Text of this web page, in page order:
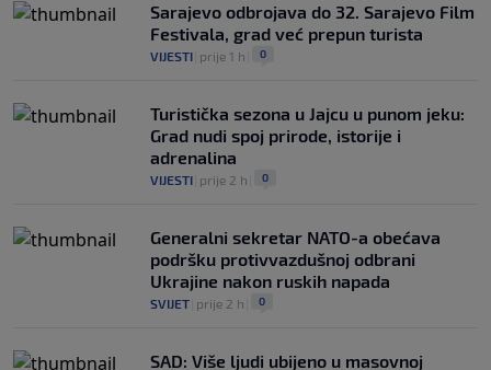
Sarajevo odbrojava do 32. Sarajevo Film
Festivala, grad već prepun turista
VIJESTI prije 1 h 0
Turistička sezona u Jajcu u punom jeku:
Grad nudi spoj prirode, istorije i
adrenalina
VIJESTI prije 2 h 0
Generalni sekretar NATO-a obećava
podršku protivvazdušnoj odbrani
Ukrajine nakon ruskih napada
SVIJET prije 2 h 0
SAD: Više ljudi ubijeno u masovnoj